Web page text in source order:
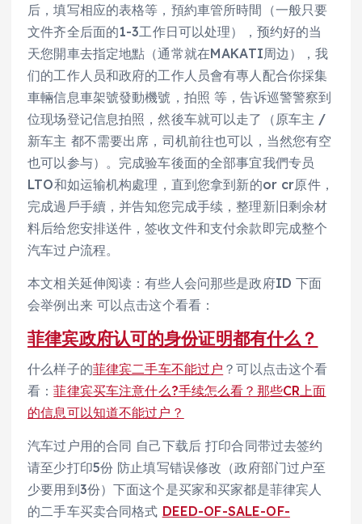
后，填写相应的表格等，預約車管所時間（一般只要
文件齐全后面的1-3工作日可以处理），预约好的当
天您開車去指定地點（通常就在MAKATI周边），我
们的工作人员和政府的工作人员會有專人配合你採集
車輛信息車架號發動機號，拍照 等，告诉巡警警察到
位现场登记信息拍照，然後车就可以走了（原车主 /
新车主 都不需要出席，司机前往也可以，当然您有空
也可以参与）。完成验车後面的全部事宜我們专员
LTO和如运输机构處理，直到您拿到新的or cr原件，
完成過戶手續，并告知您完成手续，整理新旧剩余材
料后给您安排送件，签收文件和支付余款即完成整个
汽车过户流程。
本文相关延伸阅读：有些人会问那些是政府ID 下面
会举例出来 可以点击这个看看：
菲律宾政府认可的身份证明都有什么？
什么样子的菲律宾二手车不能过户 ？可以点击这个看
看：菲律宾买车注意什么?手续怎么看？那些CR上面
的信息可以知道不能过户？
汽车过户用的合同 自己下载后 打印合同带过去签约
请至少打印5份 防止填写错误修改（政府部门过户至
少要用到3份）下面这个是买家和买家都是菲律宾人
的二手车买卖合同格式 DEED-OF-SALE-OF-